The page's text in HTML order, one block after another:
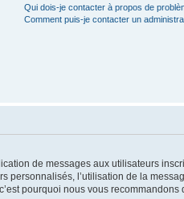
Qui dois-je contacter à propos de
Comment puis-je contacter un
de messages aux utilisateurs
l’utilisation de la
pourquoi nous vous recommandons